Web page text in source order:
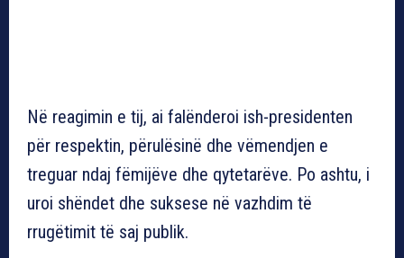
Në reagimin e tij, ai falënderoi ish-presidenten
për respektin, përulësinë dhe vëmendjen e
treguar ndaj fëmijëve dhe qytetarëve. Po ashtu, i
uroi shëndet dhe suksese në vazhdim të
rrugëtimit të saj publik.